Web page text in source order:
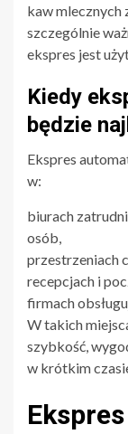
kaw mlecznych
szczególnie
ekspres jest
Kiedy
będzie
Ekspres
w:
biurach
osób,
przestrzeniach
recepcjach i
firmach
W takich
szybkość,
w krótkim